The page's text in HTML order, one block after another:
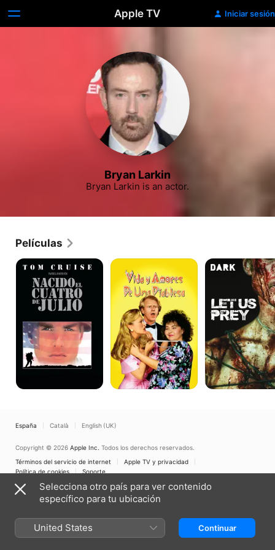
Apple TV Iniciar sesión
Bryan Larkin
Bryan Larkin is an actor.
Películas
Nacido
cuatro
Vida
amores
diablesa
Let
Us
España Català English (UK)
Copyright © 2026 Apple Inc. Todos los derechos reservados.
Términos del servicio de internet
Apple TV y privacidad
Política de cookies
Soporte
Selecciona otro país para ver contenido
específico para tu ubicación
United States Continuar